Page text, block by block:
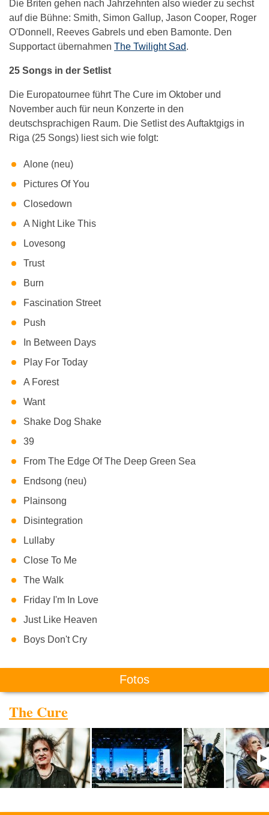
Die Briten gehen nach Jahrzehnten also wieder zu sechst
auf die Bühne: Smith, Simon Gallup, Jason Cooper, Roger
O'Donnell, Reeves Gabrels und eben Bamonte. Den
Supportact übernahmen The Twilight Sad.
25 Songs in der Setlist
Die Europatournee führt The Cure im Oktober und
November auch für neun Konzerte in den
deutschsprachigen Raum. Die Setlist des Auftaktgigs in
Riga (25 Songs) liest sich wie folgt:
Alone (neu)
Pictures Of You
Closedown
A Night Like This
Lovesong
Trust
Burn
Fascination Street
Push
In Between Days
Play For Today
A Forest
Want
Shake Dog Shake
39
From The Edge Of The Deep Green Sea
Endsong (neu)
Plainsong
Disintegration
Lullaby
Close To Me
The Walk
Friday I'm In Love
Just Like Heaven
Boys Don't Cry
Fotos
The Cure